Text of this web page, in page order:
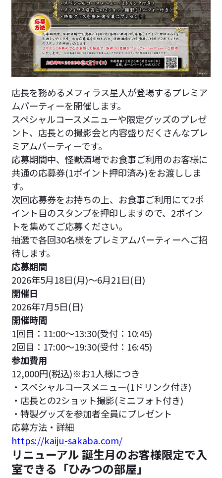
店長を務めるメフィラス星人が登場するプレミア
ムパーティーを開催します。
スペシャルコースメニューや限定グッズのプレゼ
ント、店長との撮影会と内容盛りだくさんなプレ
ミアムパーティーです。
応募期間中、怪獣酒場でお食事ご利用のお客様に
共通の応募券(1ポイント押印済み)をお渡ししま
す。
次回応募券をお持ちの上、お食事ご利用にて2ポ
イント目のスタンプを押印しますので、2ポイン
トを集めてご応募ください。
抽選で各回30名様をプレミアムパーティーへご招
待します。
応募期間
2026年5月18日(月)〜6月21日(日)
開催日
2026年7月5日(日)
開催時間
1回目：11:00〜13:30(受付：10:45)
2回目：17:00〜19:30(受付：16:45)
参加費用
12,000円(税込)※お1人様につき
・スペシャルコースメニュー(1ドリンク付き)
・店長との2ショット撮影(ミニフォト付き)
・特製グッズを参加者全員にプレゼント
応募方法・詳細
https://kaiju-sakaba.com/
リニューアル 誕生月のお客様限定で入
室できる「ひみつの部屋」